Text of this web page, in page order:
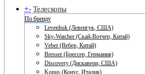
+- Телескопы
По бренду
Levenhuk (Левенгук, США)
Sky-Watcher (Скай-Вотчер, Китай)
Veber (Вебер, Китай)
Bresser (Брессер, Германия)
Discovery (Дискавери, США)
Konus (Конус, Италия)